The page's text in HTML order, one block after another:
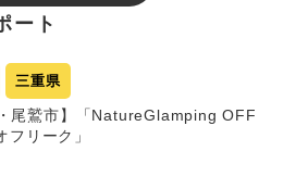
ート
三重県
・尾鷲市】「NatureGlamping OFF
フリーク」